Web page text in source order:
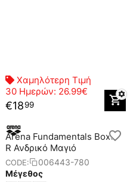
Χαμηλότερη Τιμή
30 Ημερών: 26.99€
€1899
Arena Fundamentals Boxer
R Ανδρικό Μαγιό
CODE:
006443-780
Μέγεθος